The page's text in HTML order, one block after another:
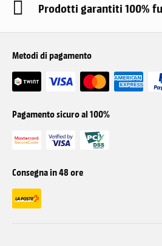
Prodotti garantiti 100%
Metodi di pagamento
Pagamento sicuro al 100%
Consegna in 48 ore